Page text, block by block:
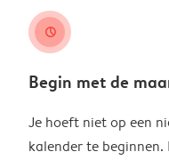
clock
Begin met de
Je hoeft niet op een
kalender te